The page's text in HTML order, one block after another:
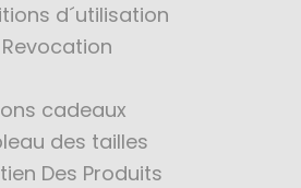
d´utilisation
Revocation
cadeaux
des tailles
Des Produits